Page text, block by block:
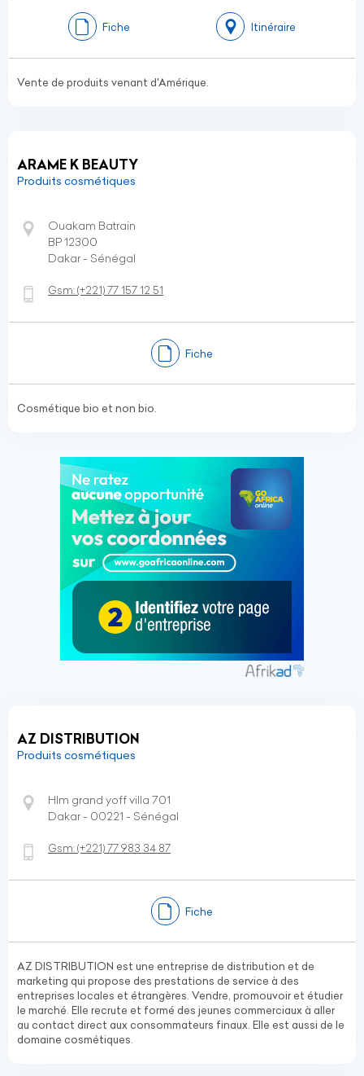
Fiche Itinéraire
Vente de produits venant d'Amérique.
ARAME K BEAUTY
Produits cosmétiques
Ouakam Batrain
BP 12300
Dakar - Sénégal
Gsm:(+221)77 157 12 51
Fiche
Cosmétique bio et non bio.
AZ DISTRIBUTION
Produits cosmétiques
Hlm grand yoff villa 701
Dakar - 00221 - Sénégal
Gsm:(+221)77 983 34 87
Fiche
AZ DISTRIBUTION est une entreprise de distribution et de
marketing qui propose des prestations de service à des
entreprises locales et étrangères. Vendre, promouvoir et étudier
le marché. Elle recrute et formé des jeunes commerciaux à aller
au contact direct aux consommateurs finaux. Elle est aussi de le
domaine cosmétiques.